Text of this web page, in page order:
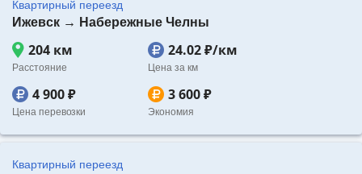
Квартирный переезд
Ижевск → Набережные Челны
204 км
Расстояние
24.02 ₽/км
Цена за км
4 900 ₽
Цена перевозки
3 600 ₽
Экономия
Квартирный переезд